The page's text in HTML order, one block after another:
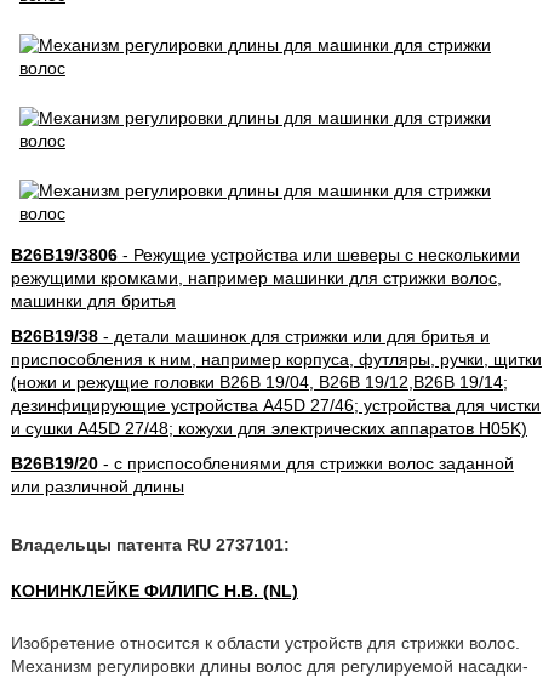
B26B19/3806- Режущие устройства или шеверы с несколькими
режущими кромками, например машинки для стрижки волос,
машинки для бритья
B26B19/38- детали машинок для стрижки или для бритья и
приспособления к ним, например корпуса, футляры, ручки, щитки
(ножи и режущие головки B26B 19/04, B26B 19/12,B26B 19/14;
дезинфицирующие устройства A45D 27/46; устройства для чистки
и сушки A45D 27/48; кожухи для электрических аппаратов H05K)
B26B19/20- с приспособлениями для стрижки волос заданной
или различной длины
Владельцы патента RU 2737101:
КОНИНКЛЕЙКЕ ФИЛИПС Н.В. (NL)
Изобретение относится к области устройств для стрижки волос.
Механизм регулировки длины волос для регулируемой насадки-